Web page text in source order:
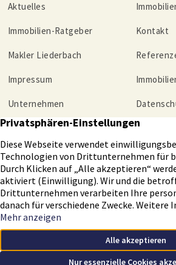
Aktuelles
Immobilien-Ratgeber Kontakt
Makler Liederbach
Impressum
Unternehmen
Tippgeber